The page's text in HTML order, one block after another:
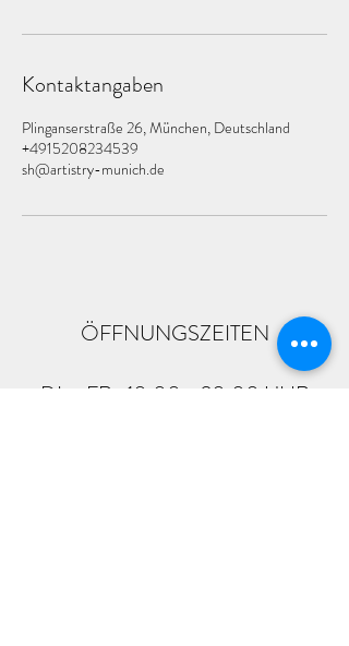
Kontaktangaben
Plinganserstraße 26, München, Deutschland
+4915208234539
sh@artistry-munich.de
ÖFFNUNGSZEITEN
DI. - FR.: 10:00 - 20:00 UHR